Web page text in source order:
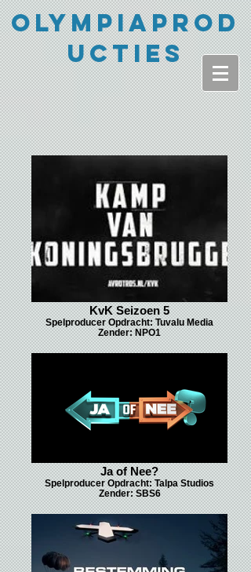
Olympiaprod
ucties
KvK Seizoen 5
Spelproducer Opdracht: Tuvalu Media
Zender: NPO1
Ja of Nee?
Spelproducer Opdracht: Talpa Studios
Zender: SBS6